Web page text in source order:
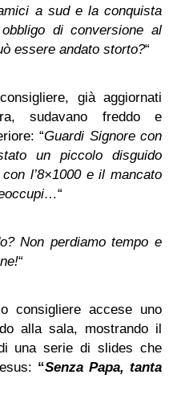
a sud e la conquista
di conversione al
essere andato storto?“
già aggiornati
sudavano freddo e
“Guardi Signore con
un piccolo disguido
l’8×1000 e il mancato
“
Non perdiamo tempo e
“
consigliere accese uno
alla sala, mostrando il
una serie di slides che
“Senza Papa, tanta